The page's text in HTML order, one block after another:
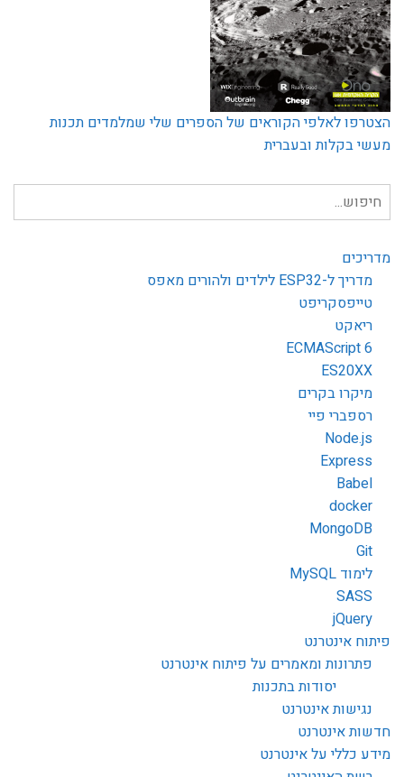
הצטרפו לאלפי הקוראים של הספרים שלי שמלמדים תכנות
מעשי בקלות ובעברית
חיפוש
עבור:
מדריכים
מדריך ל-ESP32 לילדים ולהורים מאפס
טייפסקריפט
ריאקט
ECMAScript 6
ES20XX
מיקרו בקרים
רספברי פיי
Node.js
Express
Babel
docker
MongoDB
Git
לימוד MySQL
SASS
jQuery
פיתוח אינטרנט
פתרונות ומאמרים על פיתוח אינטרנט
יסודות בתכנות
נגישות אינטרנט
חדשות אינטרנט
מידע כללי על אינטרנט